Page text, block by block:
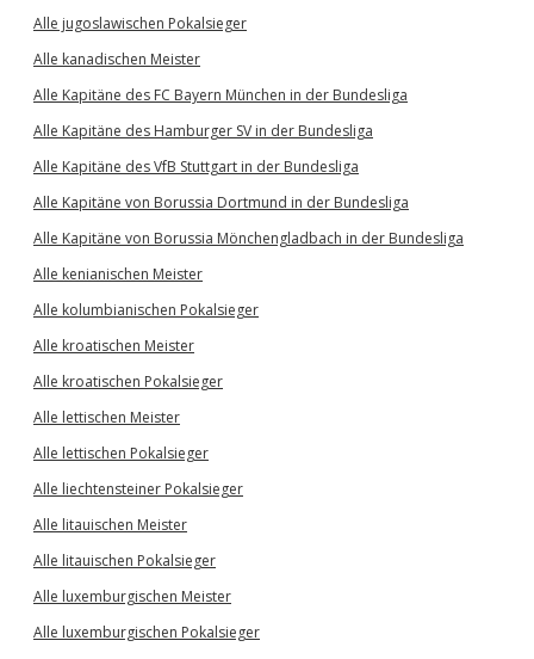
Alle jugoslawischen Pokalsieger
Alle kanadischen Meister
Alle Kapitäne des FC Bayern München in der Bundesliga
Alle Kapitäne des Hamburger SV in der Bundesliga
Alle Kapitäne des VfB Stuttgart in der Bundesliga
Alle Kapitäne von Borussia Dortmund in der Bundesliga
Alle Kapitäne von Borussia Mönchengladbach in der Bundesliga
Alle kenianischen Meister
Alle kolumbianischen Pokalsieger
Alle kroatischen Meister
Alle kroatischen Pokalsieger
Alle lettischen Meister
Alle lettischen Pokalsieger
Alle liechtensteiner Pokalsieger
Alle litauischen Meister
Alle litauischen Pokalsieger
Alle luxemburgischen Meister
Alle luxemburgischen Pokalsieger